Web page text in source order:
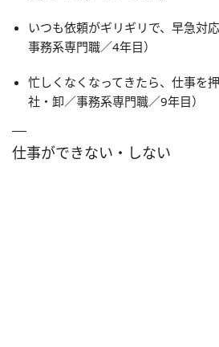
いつも依頼がギリギリで、早急対
事務系専門職／4年目）
忙しくなくなってきたら、仕事を
社・卸／事務系専門職／9年目）
仕事ができない・しない